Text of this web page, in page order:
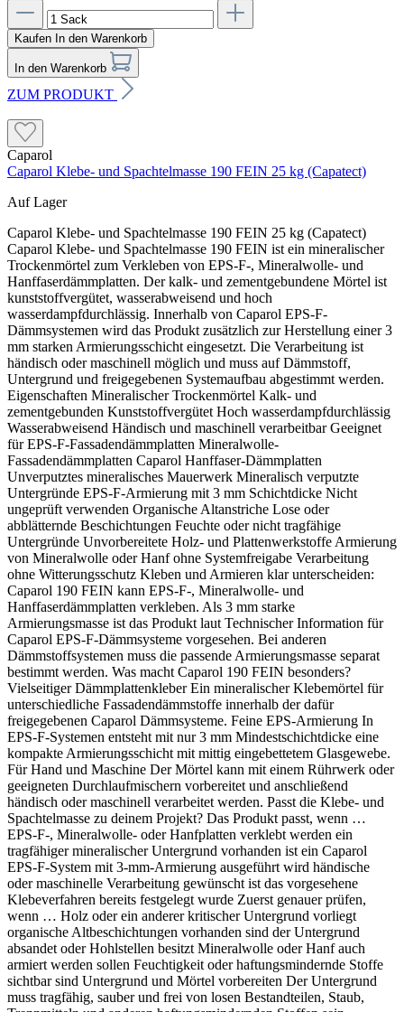
Kaufen In den Warenkorb
In den Warenkorb
ZUM PRODUKT
Caparol
Caparol Klebe- und Spachtelmasse 190 FEIN 25 kg (Capatect)
Auf Lager
Caparol Klebe- und Spachtelmasse 190 FEIN 25 kg (Capatect)
Caparol Klebe- und Spachtelmasse 190 FEIN ist ein mineralischer
Trockenmörtel zum Verkleben von EPS-F-, Mineralwolle- und
Hanffaserdämmplatten. Der kalk- und zementgebundene Mörtel ist
kunststoffvergütet, wasserabweisend und hoch
wasserdampfdurchlässig. Innerhalb von Caparol EPS-F-
Dämmsystemen wird das Produkt zusätzlich zur Herstellung einer 3
mm starken Armierungsschicht eingesetzt. Die Verarbeitung ist
händisch oder maschinell möglich und muss auf Dämmstoff,
Untergrund und freigegebenen Systemaufbau abgestimmt werden.
Eigenschaften Mineralischer Trockenmörtel Kalk- und
zementgebunden Kunststoffvergütet Hoch wasserdampfdurchlässig
Wasserabweisend Händisch und maschinell verarbeitbar Geeignet
für EPS-F-Fassadendämmplatten Mineralwolle-
Fassadendämmplatten Caparol Hanffaser-Dämmplatten
Unverputztes mineralisches Mauerwerk Mineralisch verputzte
Untergründe EPS-F-Armierung mit 3 mm Schichtdicke Nicht
ungeprüft verwenden Organische Altanstriche Lose oder
abblätternde Beschichtungen Feuchte oder nicht tragfähige
Untergründe Unvorbereitete Holz- und Plattenwerkstoffe Armierung
von Mineralwolle oder Hanf ohne Systemfreigabe Verarbeitung
ohne Witterungsschutz Kleben und Armieren klar unterscheiden:
Caparol 190 FEIN kann EPS-F-, Mineralwolle- und
Hanffaserdämmplatten verkleben. Als 3 mm starke
Armierungsmasse ist das Produkt laut Technischer Information für
Caparol EPS-F-Dämmsysteme vorgesehen. Bei anderen
Dämmstoffsystemen muss die passende Armierungsmasse separat
bestimmt werden. Was macht Caparol 190 FEIN besonders?
Vielseitiger Dämmplattenkleber Ein mineralischer Klebemörtel für
unterschiedliche Fassadendämmstoffe innerhalb der dafür
freigegebenen Caparol Dämmsysteme. Feine EPS-Armierung In
EPS-F-Systemen entsteht mit nur 3 mm Mindestschichtdicke eine
kompakte Armierungsschicht mit mittig eingebettetem Glasgewebe.
Für Hand und Maschine Der Mörtel kann mit einem Rührwerk oder
geeigneten Durchlaufmischern vorbereitet und anschließend
händisch oder maschinell verarbeitet werden. Passt die Klebe- und
Spachtelmasse zu deinem Projekt? Das Produkt passt, wenn …
EPS-F-, Mineralwolle- oder Hanfplatten verklebt werden ein
tragfähiger mineralischer Untergrund vorhanden ist ein Caparol
EPS-F-System mit 3-mm-Armierung ausgeführt wird händische
oder maschinelle Verarbeitung gewünscht ist das vorgesehene
Klebeverfahren bereits festgelegt wurde Zuerst genauer prüfen,
wenn … Holz oder ein anderer kritischer Untergrund vorliegt
organische Altbeschichtungen vorhanden sind der Untergrund
absandet oder Hohlstellen besitzt Mineralwolle oder Hanf auch
armiert werden sollen Feuchtigkeit oder haftungsmindernde Stoffe
sichtbar sind Untergrund und Mörtel vorbereiten Der Untergrund
muss tragfähig, sauber und frei von losen Bestandteilen, Staub,